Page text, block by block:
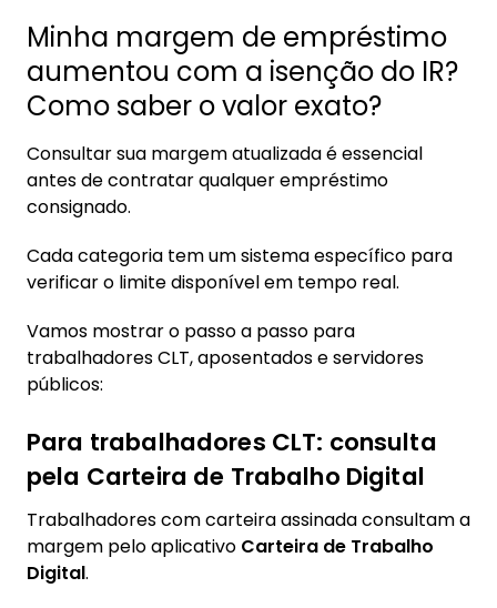
Minha margem de empréstimo
aumentou com a isenção do IR?
Como saber o valor exato?
Consultar sua margem atualizada é essencial
antes de contratar qualquer empréstimo
consignado.
Cada categoria tem um sistema específico para
verificar o limite disponível em tempo real.
Vamos mostrar o passo a passo para
trabalhadores CLT, aposentados e servidores
públicos:
Para trabalhadores CLT: consulta
pela Carteira de Trabalho Digital
Trabalhadores com carteira assinada consultam a
margem pelo aplicativo Carteira de Trabalho
Digital.